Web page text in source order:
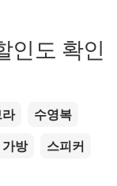
인도 확인
라
수영복
가방
스피커